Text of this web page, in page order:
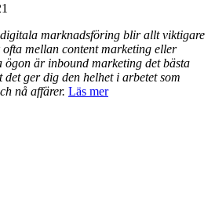
marknadsföring blir allt viktigare
mellan content marketing eller
är inbound marketing det bästa
ger dig den helhet i arbetet som
nå affärer. Läs mer